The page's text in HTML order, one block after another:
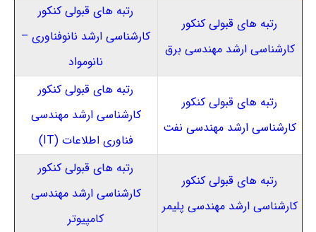
رتبه های قبولی کنکور
کارشناسی ارشد مهندسی برق
رتبه های قبولی کنکور
کارشناسی ارشد ‌نانوفناوری –
نانومواد
رتبه های قبولی کنکور
کارشناسی ارشد مهندسی نفت
رتبه های قبولی کنکور
کارشناسی ارشد مهندسی
فناوری اطلاعات (IT)
رتبه های قبولی کنکور
کارشناسی ارشد مهندسی پلیمر
رتبه های قبولی کنکور
کارشناسی ارشد مهندسی
کامپیوتر